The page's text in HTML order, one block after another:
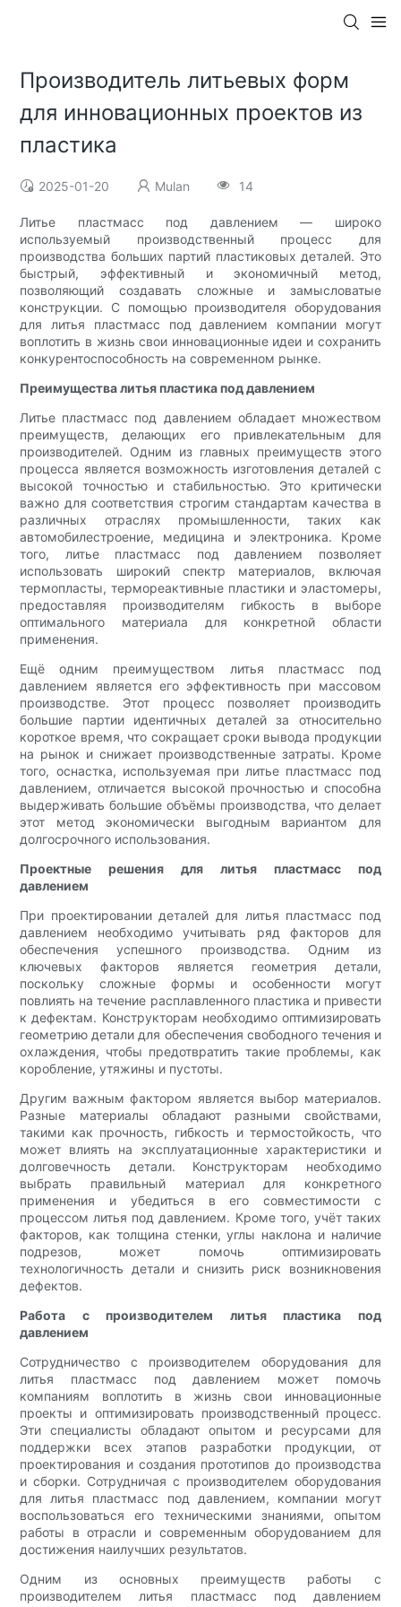
Производитель литьевых форм
для инновационных проектов из
пластика
2025-01-20 Mulan 14
Литье пластмасс под давлением — широко
используемый производственный процесс для
производства больших партий пластиковых деталей. Это
быстрый, эффективный и экономичный метод,
позволяющий создавать сложные и замысловатые
конструкции. С помощью производителя оборудования
для литья пластмасс под давлением компании могут
воплотить в жизнь свои инновационные идеи и сохранить
конкурентоспособность на современном рынке.
Преимущества литья пластика под давлением
Литье пластмасс под давлением обладает множеством
преимуществ, делающих его привлекательным для
производителей. Одним из главных преимуществ этого
процесса является возможность изготовления деталей с
высокой точностью и стабильностью. Это критически
важно для соответствия строгим стандартам качества в
различных отраслях промышленности, таких как
автомобилестроение, медицина и электроника. Кроме
того, литье пластмасс под давлением позволяет
использовать широкий спектр материалов, включая
термопласты, термореактивные пластики и эластомеры,
предоставляя производителям гибкость в выборе
оптимального материала для конкретной области
применения.
Ещё одним преимуществом литья пластмасс под
давлением является его эффективность при массовом
производстве. Этот процесс позволяет производить
большие партии идентичных деталей за относительно
короткое время, что сокращает сроки вывода продукции
на рынок и снижает производственные затраты. Кроме
того, оснастка, используемая при литье пластмасс под
давлением, отличается высокой прочностью и способна
выдерживать большие объёмы производства, что делает
этот метод экономически выгодным вариантом для
долгосрочного использования.
Проектные решения для литья пластмасс под
давлением
При проектировании деталей для литья пластмасс под
давлением необходимо учитывать ряд факторов для
обеспечения успешного производства. Одним из
ключевых факторов является геометрия детали,
поскольку сложные формы и особенности могут
повлиять на течение расплавленного пластика и привести
к дефектам. Конструкторам необходимо оптимизировать
геометрию детали для обеспечения свободного течения и
охлаждения, чтобы предотвратить такие проблемы, как
коробление, утяжины и пустоты.
Другим важным фактором является выбор материалов.
Разные материалы обладают разными свойствами,
такими как прочность, гибкость и термостойкость, что
может влиять на эксплуатационные характеристики и
долговечность детали. Конструкторам необходимо
выбрать правильный материал для конкретного
применения и убедиться в его совместимости с
процессом литья под давлением. Кроме того, учёт таких
факторов, как толщина стенки, углы наклона и наличие
подрезов, может помочь оптимизировать
технологичность детали и снизить риск возникновения
дефектов.
Работа с производителем литья пластика под
давлением
Сотрудничество с производителем оборудования для
литья пластмасс под давлением может помочь
компаниям воплотить в жизнь свои инновационные
проекты и оптимизировать производственный процесс.
Эти специалисты обладают опытом и ресурсами для
поддержки всех этапов разработки продукции, от
проектирования и создания прототипов до производства
и сборки. Сотрудничая с производителем оборудования
для литья пластмасс под давлением, компании могут
воспользоваться его техническими знаниями, опытом
работы в отрасли и современным оборудованием для
достижения наилучших результатов.
Одним из основных преимуществ работы с
производителем литья пластмасс под давлением